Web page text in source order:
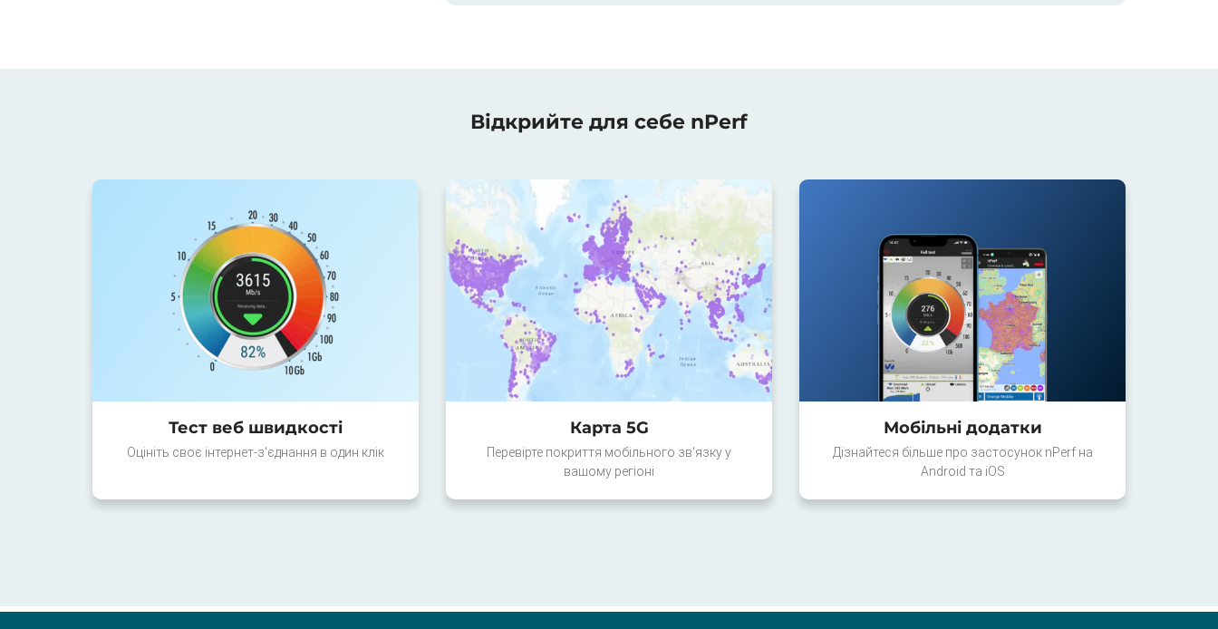
Відкрийте для себе nPerf
Тест веб швидкості
Оцініть своє інтернет-з'єднання в один клік
Карта 5G
Перевірте покриття мобільного зв'язку у
вашому регіоні
Мобільні додатки
Дізнайтеся більше про застосунок nPerf на
Android та iOS